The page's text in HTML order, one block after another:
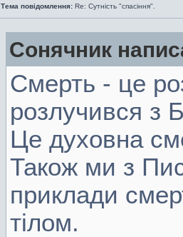
Тема повідомлення: Re: Сутність "спасіння".
Сонячник
Смерть - це
розлучився з
Це духовна
Також ми з
приклади
тілом.